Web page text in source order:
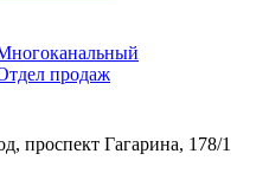
продаж
проспект Гагарина, 178/1